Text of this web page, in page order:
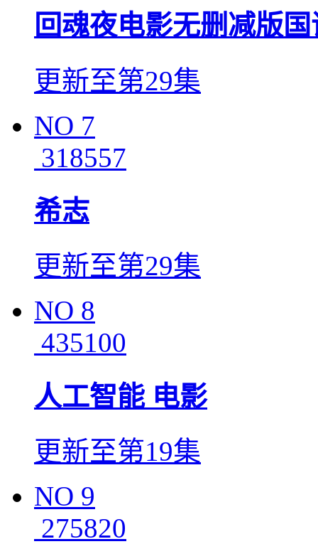
回魂夜电影无删减版国
更新至第29集
NO 7
318557
希志
更新至第29集
NO 8
435100
人工智能 电影
更新至第19集
NO 9
275820